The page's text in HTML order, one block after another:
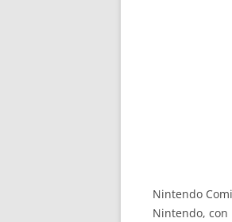
Nintendo
Nintendo, con